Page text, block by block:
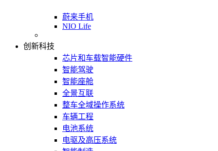
蔚来手机
NIO Life
创新科技
芯片和车载智能硬件
智能驾驶
智能座舱
全景互联
整车全域操作系统
车辆工程
电池系统
电驱及高压系统